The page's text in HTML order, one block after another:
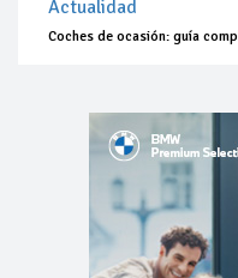
Actualidad
Coches de ocasión: guía